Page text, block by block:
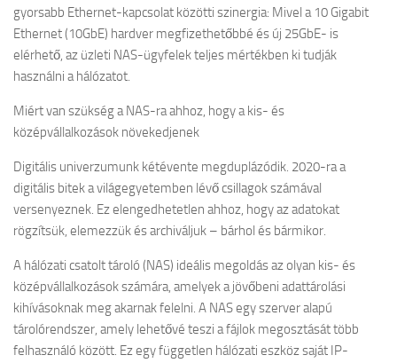
gyorsabb Ethernet-kapcsolat közötti szinergia: Mivel a 10 Gigabit
Ethernet (10GbE) hardver megfizethetőbbé és új 25GbE- is
elérhető, az üzleti NAS-ügyfelek teljes mértékben ki tudják
használni a hálózatot.
Miért van szükség a NAS-ra ahhoz, hogy a kis- és
középvállalkozások növekedjenek
Digitális univerzumunk kétévente megduplázódik. 2020-ra a
digitális bitek a világegyetemben lévő csillagok számával
versenyeznek. Ez elengedhetetlen ahhoz, hogy az adatokat
rögzítsük, elemezzük és archiváljuk – bárhol és bármikor.
A hálózati csatolt tároló (NAS) ideális megoldás az olyan kis- és
középvállalkozások számára, amelyek a jövőbeni adattárolási
kihívásoknak meg akarnak felelni. A NAS egy szerver alapú
tárolórendszer, amely lehetővé teszi a fájlok megosztását több
felhasználó között. Ez egy független hálózati eszköz saját IP-